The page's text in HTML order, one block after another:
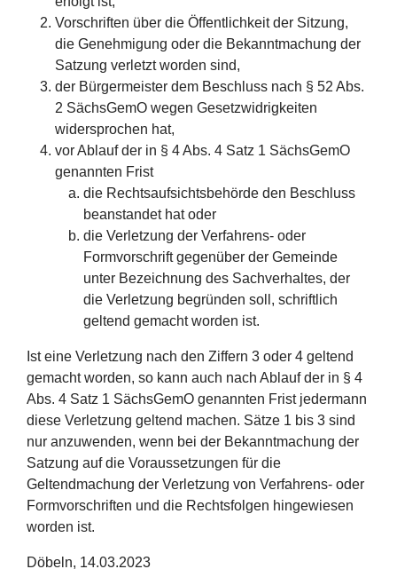
Vorschriften über die Öffentlichkeit der Sitzung,
die Genehmigung oder die Bekanntmachung der
Satzung verletzt worden sind,
der Bürgermeister dem Beschluss nach § 52 Abs.
2 SächsGemO wegen Gesetzwidrigkeiten
widersprochen hat,
vor Ablauf der in § 4 Abs. 4 Satz 1 SächsGemO
genannten Frist
die Rechtsaufsichtsbehörde den Beschluss
beanstandet hat oder
die Verletzung der Verfahrens- oder
Formvorschrift gegenüber der Gemeinde
unter Bezeichnung des Sachverhaltes, der
die Verletzung begründen soll, schriftlich
geltend gemacht worden ist.
Ist eine Verletzung nach den Ziffern 3 oder 4 geltend
gemacht worden, so kann auch nach Ablauf der in § 4
Abs. 4 Satz 1 SächsGemO genannten Frist jedermann
diese Verletzung geltend machen. Sätze 1 bis 3 sind
nur anzuwenden, wenn bei der Bekanntmachung der
Satzung auf die Voraussetzungen für die
Geltendmachung der Verletzung von Verfahrens- oder
Formvorschriften und die Rechtsfolgen hingewiesen
worden ist.
Döbeln, 14.03.2023